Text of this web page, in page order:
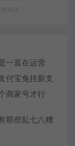
一直在运营
付宝免挂新支
商家号才行
那些乱七八糟